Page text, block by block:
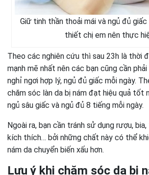
Giữ tinh thần thoải mái và ngủ đủ
thiết chị em nên thực
Theo các nghiên cứu thì sau 23h là thời
mạnh mẽ nhất nên các bạn cũng cần
nghỉ ngơi hợp lý, ngủ đủ giấc mỗi ngày.
chăm sóc làn da bị nám đạt hiệu quả tốt
ngủ sâu giấc và ngủ đủ 8 tiếng mỗi ngày.
Ngoài ra, bạn cần tránh sử dụng rượu,
kích thích… bởi những chất này có thể
nám da chuyển biến xấu hơn.
Lưu ý khi chăm sóc da bị